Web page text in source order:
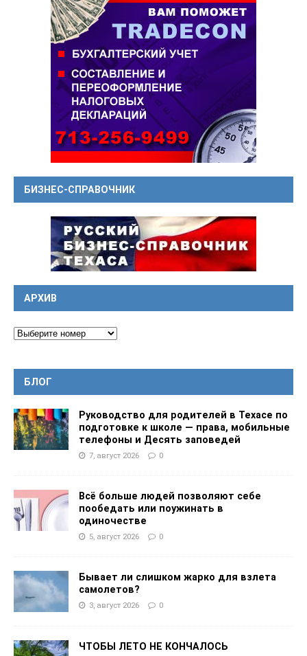
БИЗНЕС-СПРАВОЧНИК
АРХИВ
БЛОГ
Руководство для родителей в Техасе по
подготовке к школе — права, мобильные
телефоны и Десять заповедей
7, август 2026 0
Всё больше людей позволяют себе
пообедать или поужинать в
одиночестве
5, август 2026 0
Бывает ли слишком жарко для взлета
самолетов?
3, август 2026 0
ЧТОБЫ ЛЕТО НЕ КОНЧАЛОСЬ